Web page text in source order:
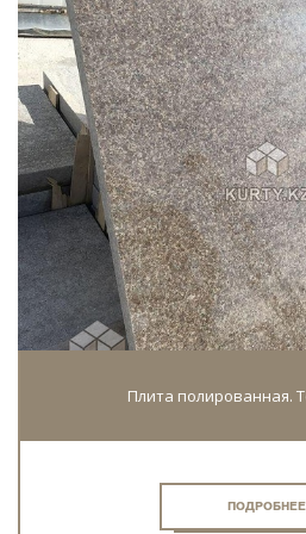
Плита полированная.
ПОДРОБНЕЕ